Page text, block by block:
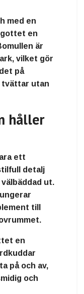
med en
en
är
vilket gör
på
tvättar utan
håller
ett
detalj
ut.
till
en
på och av,
och